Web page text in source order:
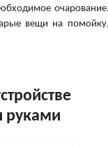
вещи на
руками